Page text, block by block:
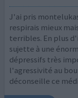
J'ai pris
respirais mieux
terribles. En plus
sujette à une
dépressifs très
l'agressivité au
déconseille ce